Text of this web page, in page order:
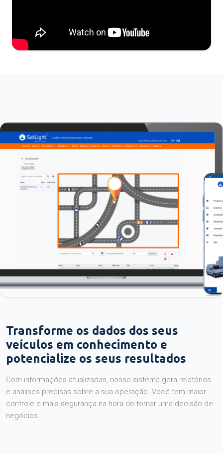
Transforme os dados dos seus
veículos em conhecimento e
potencialize os seus resultados
Com informações atualizadas, nosso sistema gera relatórios
e análises precisas sobre a sua operação. Você tem maior
controle e mais segurança na hora de tomar uma decisão de
negócios.